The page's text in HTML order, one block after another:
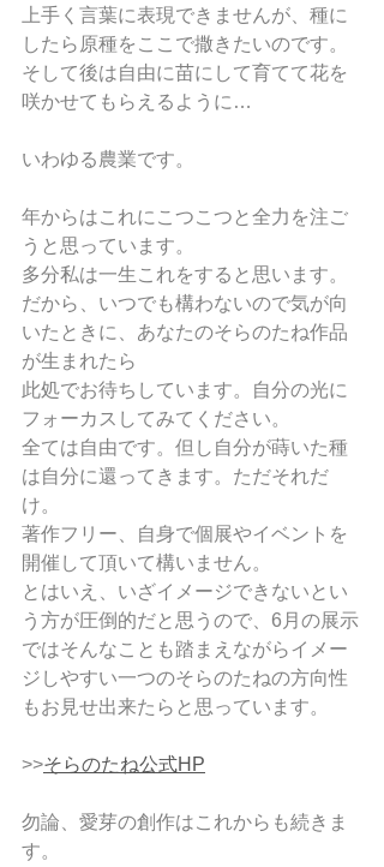
上手く言葉に表現できませんが、種に
したら原種をここで撒きたいのです。
そして後は自由に苗にして育てて花を
咲かせてもらえるように…
いわゆる農業です。
年からはこれにこつこつと全力を注ご
うと思っています。
多分私は一生これをすると思います。
だから、いつでも構わないので気が向
いたときに、あなたのそらのたね作品
が生まれたら
此処でお待ちしています。自分の光に
フォーカスしてみてください。
全ては自由です。但し自分が蒔いた種
は自分に還ってきます。ただそれだ
け。
著作フリー、自身で個展やイベントを
開催して頂いて構いません。
とはいえ、いざイメージできないとい
う方が圧倒的だと思うので、6月の展示
ではそんなことも踏まえながらイメー
ジしやすい一つのそらのたねの方向性
もお見せ出来たらと思っています。
>>そらのたね公式HP
勿論、愛芽の創作はこれからも続きま
す。